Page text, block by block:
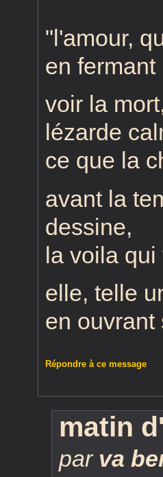
"l'amour,
en fermant
voir la
lézarde
ce que la
avant la
dessine,
la voila
elle, telle
en ouvrant
Répondre à ce message
matin
par va